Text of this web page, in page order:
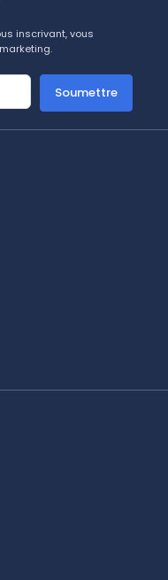
inscrivant, vous
Soumettre